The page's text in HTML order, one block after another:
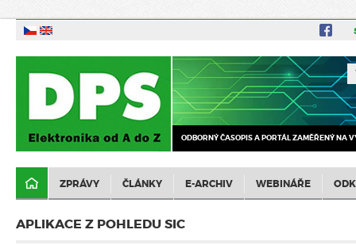
ODBORNÝ ČASOPIS A PORTÁL ZAMĚŘENÝ NA
ZPRÁVY ČLÁNKY E-ARCHIV WEBINÁŘE
APLIKACE Z POHLEDU SIC